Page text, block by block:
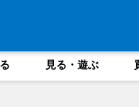
見る・遊ぶ